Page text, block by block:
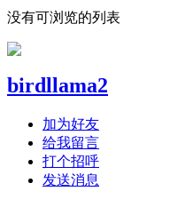
没有可浏览的列表
birdllama2
加为好友
给我留言
打个招呼
发送消息